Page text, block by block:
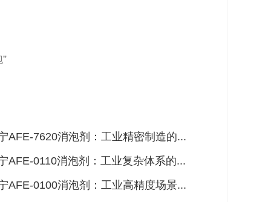
AFE-7620消泡剂：工业精密制造的...
AFE-0110消泡剂：工业复杂体系的...
AFE-0100消泡剂：工业高精度场景...